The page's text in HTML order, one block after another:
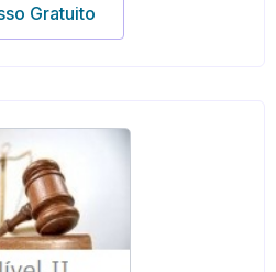
Gratuito